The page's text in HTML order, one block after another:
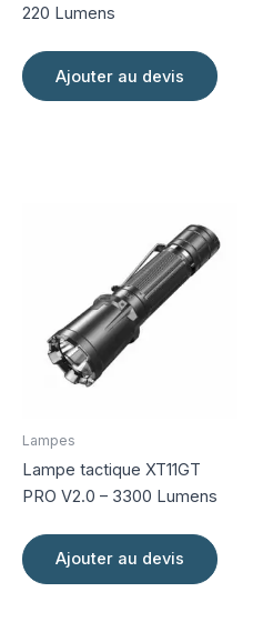
220 Lumens
Ajouter au devis
Lampes
Lampe tactique XT11GT
PRO V2.0 – 3300 Lumens
Ajouter au devis